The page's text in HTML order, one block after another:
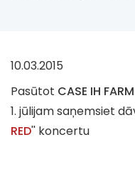
10.03.2015
Pasūtot CASE IH
1. jūlijam saņemsiet
RED'' koncertu